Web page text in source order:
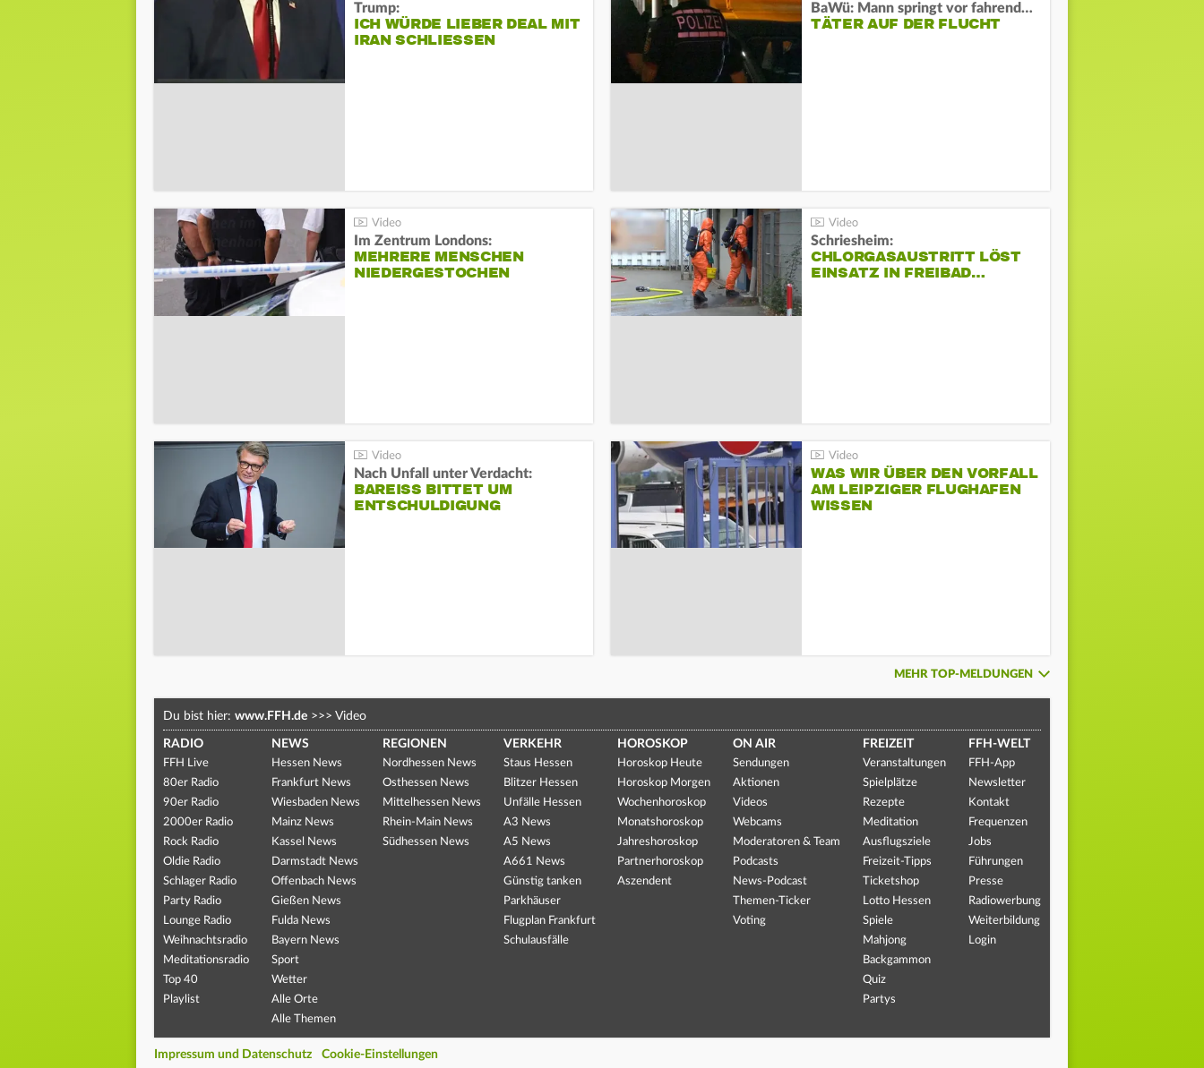
Trump:
ICH WÜRDE LIEBER DEAL MIT
IRAN SCHLIESSEN
BaWü: Mann springt vor fahrendes Auto und schießt
TÄTER AUF DER FLUCHT
Im Zentrum Londons:
MEHRERE MENSCHEN
NIEDERGESTOCHEN
Schriesheim:
CHLORGASAUSTRITT LÖST
EINSATZ IN FREIBAD…
Nach Unfall unter Verdacht:
BAREISS BITTET UM E
NTSCHULDIGUNG
WAS WIR ÜBER DEN VORFALL
AM LEIPZIGER FLUGHAFEN
WISSEN
MEHR TOP-MELDUNGEN
Du bist hier: www.FFH.de >>> Video
RADIO
FFH Live
80er Radio
90er Radio
2000er Radio
Rock Radio
Oldie Radio
Schlager Radio
Party Radio
Lounge Radio
Weihnachtsradio
Meditationsradio
Top 40
Playlist
NEWS
Hessen News
Frankfurt News
Wiesbaden News
Mainz News
Kassel News
Darmstadt News
Offenbach News
Gießen News
Fulda News
Bayern News
Sport
Wetter
Alle Orte
Alle Themen
REGIONEN
Nordhessen News
Osthessen News
Mittelhessen News
Rhein-Main News
Südhessen News
VERKEHR
Staus Hessen
Blitzer Hessen
Unfälle Hessen
A3 News
A5 News
A661 News
Günstig tanken
Parkhäuser
Flugplan Frankfurt
Schulausfälle
HOROSKOP
Horoskop Heute
Horoskop Morgen
Wochenhoroskop
Monatshoroskop
Jahreshoroskop
Partnerhoroskop
Aszendent
ON AIR
Sendungen
Aktionen
Videos
Webcams
Moderatoren & Team
Podcasts
News-Podcast
Themen-Ticker
Voting
FREIZEIT
Veranstaltungen
Spielplätze
Rezepte
Meditation
Ausflugsziele
Freizeit-Tipps
Ticketshop
Lotto Hessen
Spiele
Mahjong
Backgammon
Quiz
Partys
FFH-WELT
FFH-App
Newsletter
Kontakt
Frequenzen
Jobs
Führungen
Presse
Radiowerbung
Weiterbildung
Login
Impressum und Datenschutz Cookie-Einstellungen